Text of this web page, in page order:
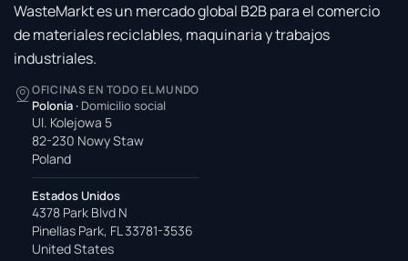
WasteMarkt es un mercado global B2B para el comercio
de materiales reciclables, maquinaria y trabajos
industriales.
OFICINAS EN TODO EL MUNDO
Polonia · Domicilio social
Ul. Kolejowa 5
82-230 Nowy Staw
Poland
Estados Unidos
4378 Park Blvd N
Pinellas Park, FL 33781-3536
United States